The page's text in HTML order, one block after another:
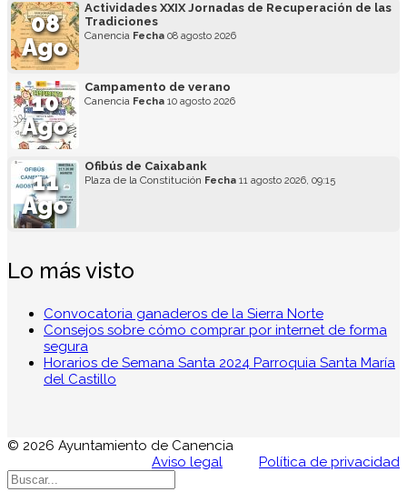
08
Ago
Actividades XXIX Jornadas de Recuperación de las
Tradiciones
Canencia Fecha 08 agosto 2026
10
Ago
Campamento de verano
Canencia Fecha 10 agosto 2026
11
Ago
Ofibús de Caixabank
Plaza de la Constitución Fecha 11 agosto 2026, 09:15
Lo más visto
Convocatoria ganaderos de la Sierra Norte
Consejos sobre cómo comprar por internet de forma
segura
Horarios de Semana Santa 2024 Parroquia Santa María
del Castillo
© 2026 Ayuntamiento de Canencia
Aviso legal
Política de privacidad